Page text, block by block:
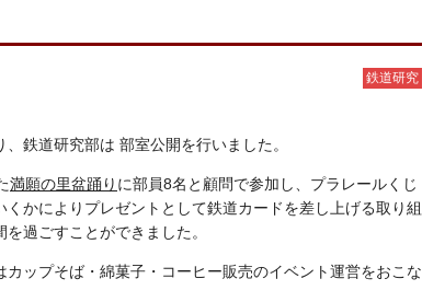
鉄道研究
鉄道研究部は 部室公開を行いました。
満願の里盆踊り に部員8名と顧問で参加し、プラレールくじ
かによりプレゼントとして鉄道カードを差し上げる取り組
過ごすことができました。
カップそば・綿菓子・コーヒー販売のイベント運営をおこな